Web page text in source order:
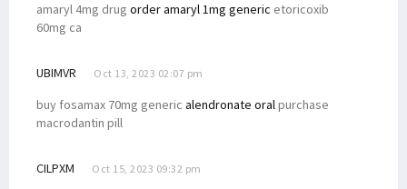
amaryl 4mg drug order amaryl 1mg generic etoricoxib
60mg ca
UBIMVR Oct 13, 2023 02:07 pm
buy fosamax 70mg generic alendronate oralpurchase
macrodantin pill
CILPXM Oct 15, 2023 09:32 pm